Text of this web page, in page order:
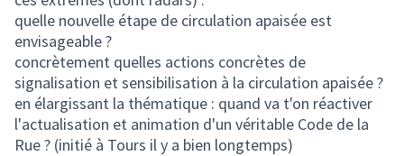
quelle nouvelle étape de circulation apaisée est
envisageable ?
concrètement quelles actions concrètes de
signalisation et sensibilisation à la circulation apaisée ?
en élargissant la thématique : quand va t'on réactiver
l'actualisation et animation d'un véritable Code de la
Rue ? (initié à Tours il y a bien longtemps)